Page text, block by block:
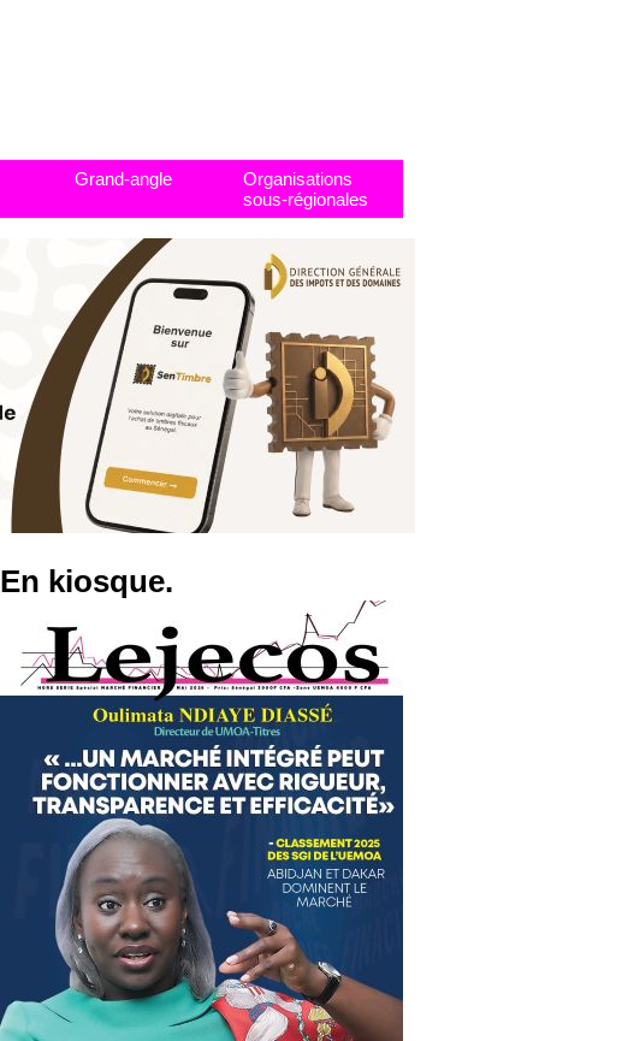
Grand-angle
Organisations
sous-régionales
En kiosque.